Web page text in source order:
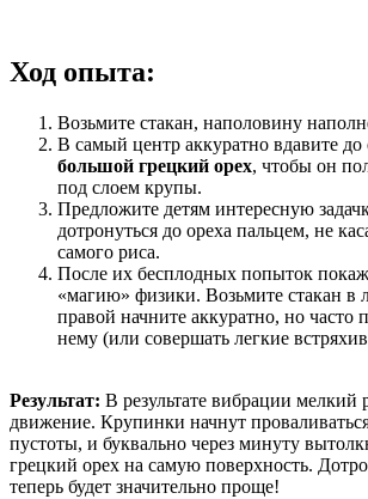
Ход опыта:
Возьмите стакан, наполовину
В самый центр аккуратно вдавите до
большой грецкий орех, чтобы он
под слоем крупы.
Предложите детям интересную
дотронуться до ореха пальцем, не
самого риса.
После их бесплодных попыток
«магию» физики. Возьмите стакан в
правой начните аккуратно, но часто
нему (или совершать легкие
Результат: В результате вибрации мелкий
движение. Крупинки начнут
пустоты, и буквально через минуту
грецкий орех на самую поверхность.
теперь будет значительно проще!